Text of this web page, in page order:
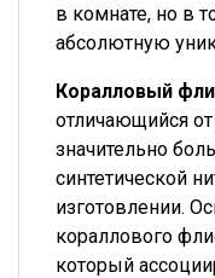
в комнате, но в
абсолютную
Коралловый
отличающийся
значительно
синтетической
изготовлении.
кораллового
который